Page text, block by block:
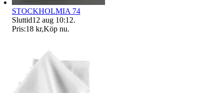
STOCKHOLMIA 74
Sluttid12 aug 10:12.
Pris:18 kr,Köp nu.